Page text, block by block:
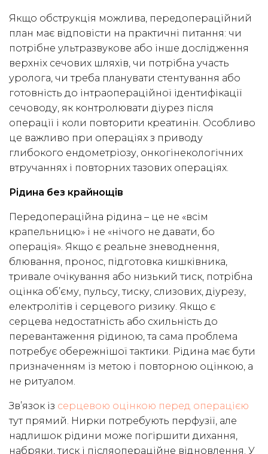
Якщо обструкція можлива, передопераційний
план має відповісти на практичні питання: чи
потрібне ультразвукове або інше дослідження
верхніх сечових шляхів, чи потрібна участь
уролога, чи треба планувати стентування або
готовність до інтраопераційної ідентифікації
сечоводу, як контролювати діурез після
операції і коли повторити креатинін. Особливо
це важливо при операціях з приводу
глибокого ендометріозу, онкогінекологічних
втручаннях і повторних тазових операціях.
Рідина без крайнощів
Передопераційна рідина – це не «всім
крапельницю» і не «нічого не давати, бо
операція». Якщо є реальне зневоднення,
блювання, пронос, підготовка кишківника,
тривале очікування або низький тиск, потрібна
оцінка об’єму, пульсу, тиску, слизових, діурезу,
електролітів і серцевого ризику. Якщо є
серцева недостатність або схильність до
перевантаження рідиною, та сама проблема
потребує обережнішої тактики. Рідина має бути
призначенням із метою і повторною оцінкою, а
не ритуалом.
Зв’язок із серцевою оцінкою перед операцією
тут прямий. Нирки потребують перфузії, але
надлишок рідини може погіршити дихання,
набряки, тиск і післяопераційне відновлення. У